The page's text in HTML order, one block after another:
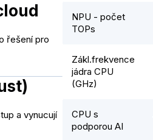
řešení pro
a vynucují
NPU - počet
TOPs
Zákl.frekvence
jádra CPU
(GHz)
CPU s
podporou AI